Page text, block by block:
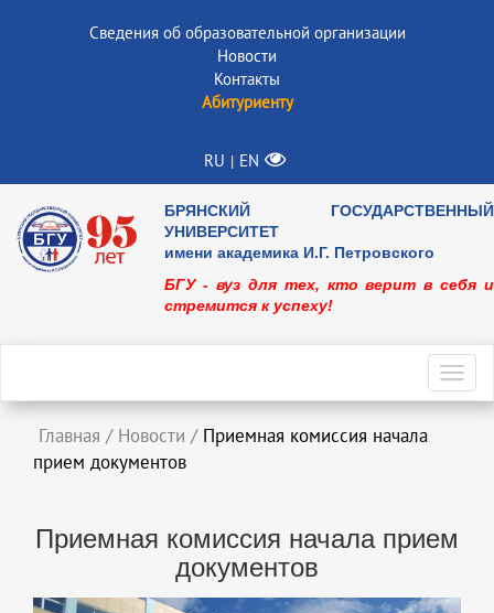
Сведения об образовательной организации
Новости
Контакты
Абитуриенту
RU | EN
БРЯНСКИЙ ГОСУДАРСТВЕННЫЙ
УНИВЕРСИТЕТ
имени академика И.Г. Петровского
БГУ - вуз для тех, кто верит в себя и
стремится к успеху!
Главная / Новости / Приемная комиссия начала
прием документов
Приемная комиссия начала прием
документов